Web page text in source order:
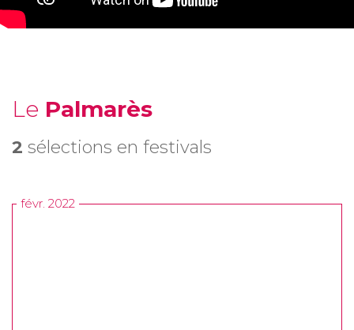
Le Palmarès
2 sélections en festivals
févr. 2022